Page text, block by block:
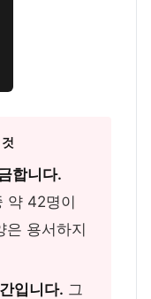
합니다.
약 42명이
은 용서하지
입니다. 그